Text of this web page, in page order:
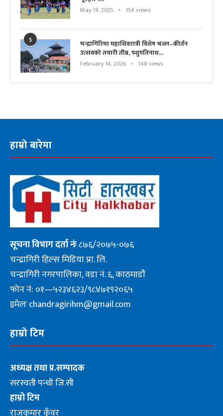
May 19, 2025 154 views
5
चन्द्रागिरिमा महाशिवरात्री विशेष भजन–कीर्तन
उत्सवको तयारी तीव्र, पशुपतिनाथ...
February 14, 2026 148 views
हाम्रो बारेमा
सूचनाविभाग दर्ता नंः८७६/२०७५-०७६
चन्द्रागिरी हिल्स मिडिया प्रा. लि.
चन्द्रागिरी नगरपालिका, वडा नं. ६, काठमाडौं
फोन नं: ०१—५२३४६२३/९८४७१९२०६५
इमेलः chandragirihm@gmail.com
हाम्रो टिम
अध्यक्ष तथा प्र.सम्पादक
सरस्वती पन्थी जि.सी
हाम्रो टिम
राजकुमार कुँवर